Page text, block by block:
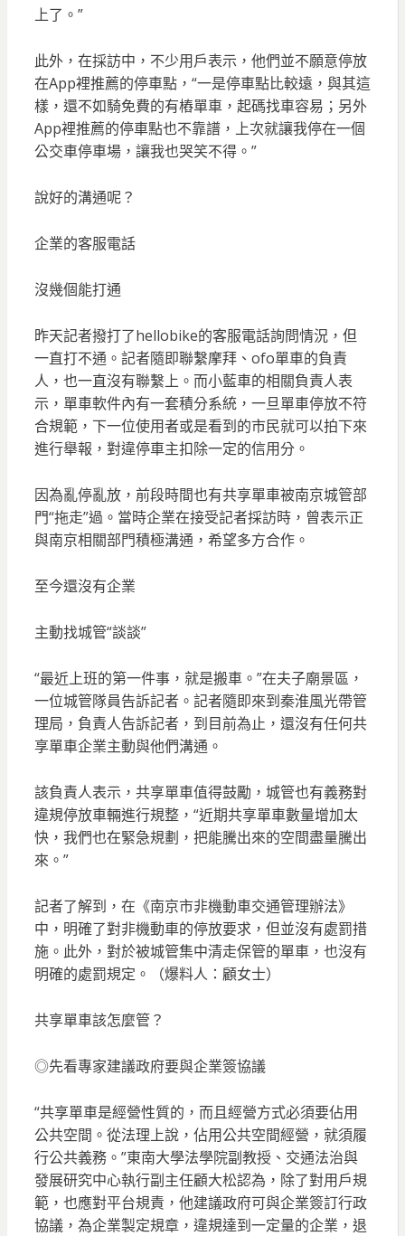
上了。”
此外，在採訪中，不少用戶表示，他們並不願意停放
在App裡推薦的停車點，“一是停車點比較遠，與其這
樣，還不如騎免費的有樁單車，起碼找車容易；另外
App裡推薦的停車點也不靠譜，上次就讓我停在一個
公交車停車場，讓我也哭笑不得。”
說好的溝通呢？
企業的客服電話
沒幾個能打通
昨天記者撥打了hellobike的客服電話詢問情況，但
一直打不通。記者隨即聯繫摩拜、ofo單車的負責
人，也一直沒有聯繫上。而小藍車的相關負責人表
示，單車軟件內有一套積分系統，一旦單車停放不符
合規範，下一位使用者或是看到的市民就可以拍下來
進行舉報，對違停車主扣除一定的信用分。
因為亂停亂放，前段時間也有共享單車被南京城管部
門“拖走”過。當時企業在接受記者採訪時，曾表示正
與南京相關部門積極溝通，希望多方合作。
至今還沒有企業
主動找城管“談談”
“最近上班的第一件事，就是搬車。”在夫子廟景區，
一位城管隊員告訴記者。記者隨即來到秦淮風光帶管
理局，負責人告訴記者，到目前為止，還沒有任何共
享單車企業主動與他們溝通。
該負責人表示，共享單車值得鼓勵，城管也有義務對
違規停放車輛進行規整，“近期共享單車數量增加太
快，我們也在緊急規劃，把能騰出來的空間盡量騰出
來。”
記者了解到，在《南京市非機動車交通管理辦法》
中，明確了對非機動車的停放要求，但並沒有處罰措
施。此外，對於被城管集中清走保管的單車，也沒有
明確的處罰規定。（爆料人：顧女士）
共享單車該怎麼管？
◎先看專家建議政府要與企業簽協議
“共享單車是經營性質的，而且經營方式必須要佔用
公共空間。從法理上說，佔用公共空間經營，就須履
行公共義務。”東南大學法學院副教授、交通法治與
發展研究中心執行副主任顧大松認為，除了對用戶規
範，也應對平台規責，他建議政府可與企業簽訂行政
協議，為企業製定規章，違規達到一定量的企業，退